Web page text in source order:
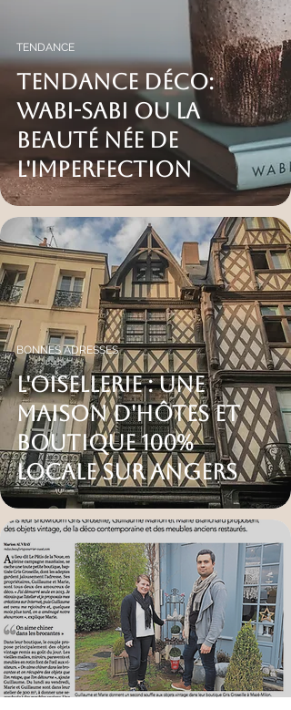
Tendance Déco:
Wabi-Sabi ou la
beauté née de
l'imperfection
TENDANCE
L'Oisellerie : une
maison d'hôtes et
boutique 100%
locale sur Angers
BONNES ADRESSES